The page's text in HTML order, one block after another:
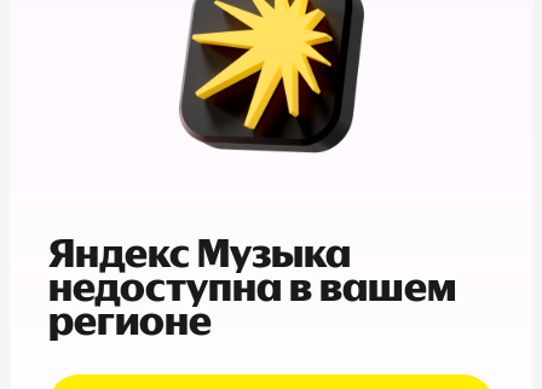
Яндекс Музыка
недоступна в вашем
регионе